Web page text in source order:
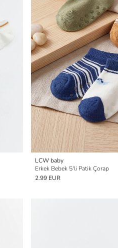
LCW baby
Erkek Bebek 5'li Patik Çorap
2.99 EUR